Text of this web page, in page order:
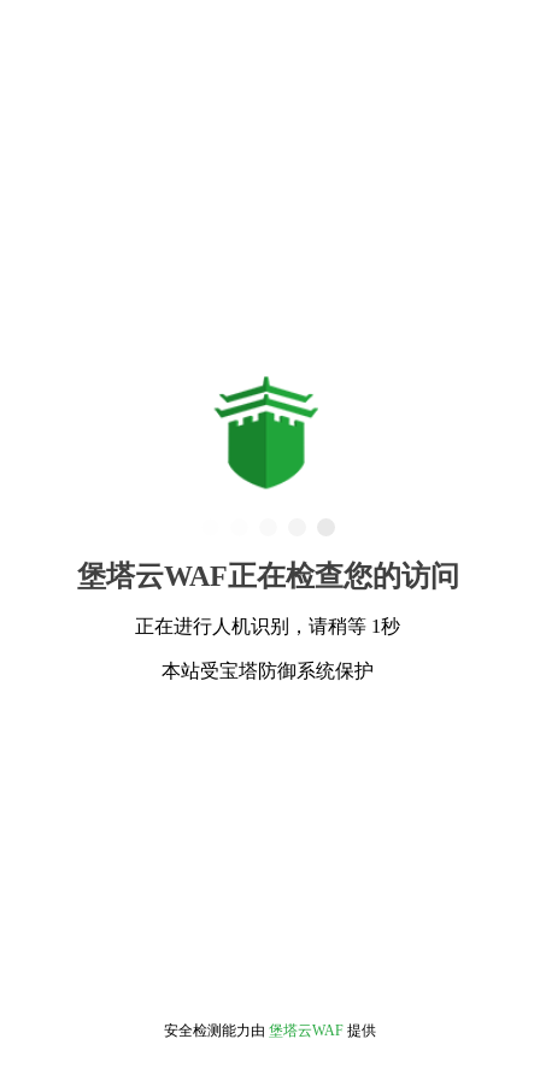
堡塔云WAF正在检查您的访问
正在进行人机识别，请稍等 1秒
本站受宝塔防御系统保护
安全检测能力由 堡塔云WAF 提供